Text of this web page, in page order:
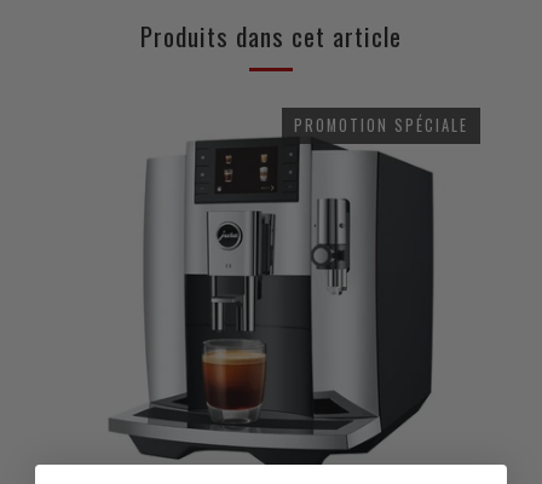
Produits dans cet article
PROMOTION SPÉCIALE